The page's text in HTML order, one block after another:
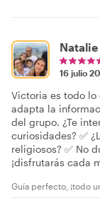
16 julio
Victoria es todo lo
adapta la
del grupo. ¿Te
curiosidades? ✅
religiosos? ✅ No
¡disfrutarás cada
Guía perfecto, ¡todo